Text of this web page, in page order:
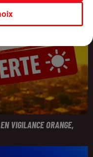
VIGILANCE ORANGE,